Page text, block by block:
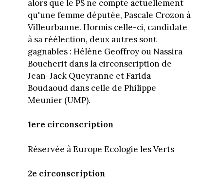
alors que le PS ne compte actuellement
qu'une femme députée, Pascale Crozon à
Villeurbanne. Hormis celle-ci, candidate
à sa réélection, deux autres sont
gagnables : Hélène Geoffroy ou Nassira
Boucherit dans la circonscription de
Jean-Jack Queyranne et Farida
Boudaoud dans celle de Philippe
Meunier (UMP).
1ere circonscription
Réservée à Europe Ecologie les Verts
2e circonscription